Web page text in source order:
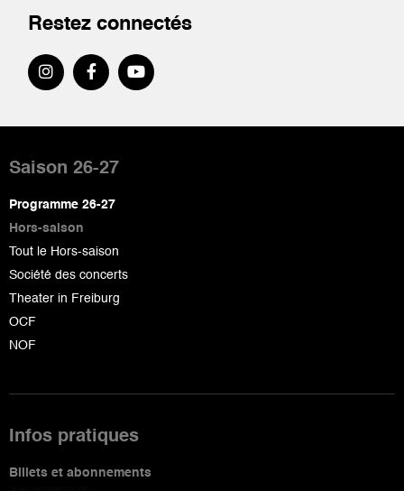
Restez connectés
de
page
Saison 26-27
Programme 26-27
Hors-saison
Tout le Hors-saison
Société des concerts
Theater in Freiburg
OCF
NOF
Infos pratiques
Billets et abonnements